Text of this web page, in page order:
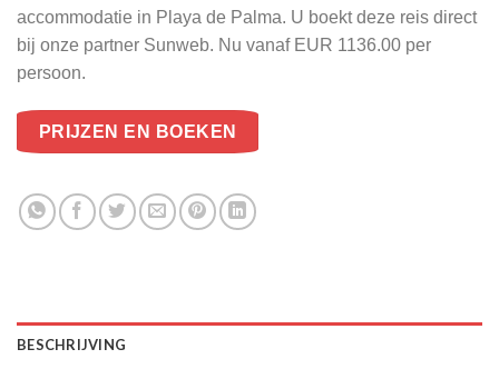
accommodatie in Playa de Palma. U boekt deze reis direct
bij onze partner Sunweb. Nu vanaf EUR 1136.00 per
persoon.
PRIJZEN EN BOEKEN
BESCHRIJVING